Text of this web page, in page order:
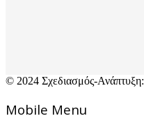
© 2024 Σχεδιασμός-Ανάπτυξη:
Mοbile Menu